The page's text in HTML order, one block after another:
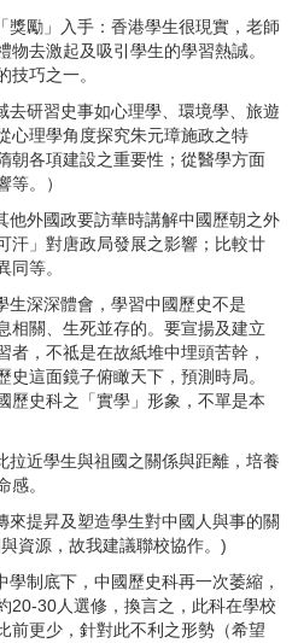
獎勵」入手：香港學生很現實，老師
去激起及吸引學生的學習熱誠。
技巧之一。
去研習史事如心理學、環境學、旅遊
心理學角度探究朱元璋施政之特
朝各項建設之重要性；從醫學方面
等。）
他外國政要訪華時講解中國歷朝之外
汗」對唐政局發展之影響；比較廿
同等。
生深深體會，學習中國歷史不是
相關、生死並存的。要宣揚及建立
者，不祗是在故紙堆中埋頭苦幹，
史這面鏡子俯瞰天下，預測時局。
歷史科之「實學」形象，不單是本
拉近學生與祖國之關係與距離，培養
感。
來提昇及塑造學生對中國人與事的關
資源，故我建議聯校協作。)
制底下，中國歷史科再一次萎縮，
20-30人選修，換言之，此科在學校
前更少，針對此不利之形勢（希望